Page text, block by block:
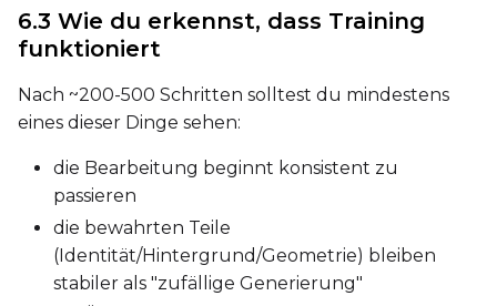
6.3 Wie du erkennst, dass Training
funktioniert
Nach ~200-500 Schritten solltest du mindestens
eines dieser Dinge sehen:
die Bearbeitung beginnt konsistent zu
passieren
die bewahrten Teile
(Identität/Hintergrund/Geometrie) bleiben
stabiler als "zufällige Generierung"